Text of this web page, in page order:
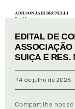
EDITAL DE
ASSOCIAÇÃO
SUIÇA E RES.
14 de julho de 2026
Compartilhe nosso